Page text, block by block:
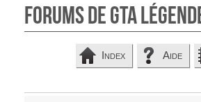
Forums de GTA
Index Aide